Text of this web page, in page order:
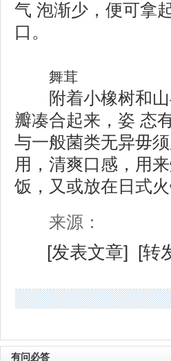
气 泡渐少，便可拿
口。
舞茸
附着小橡树和山
瓣凑合起来，姿 态
与一般菌类无异毋
用，清爽口感，用
饭，又或放在日式
来源：
[发表文章] [转
有问必答